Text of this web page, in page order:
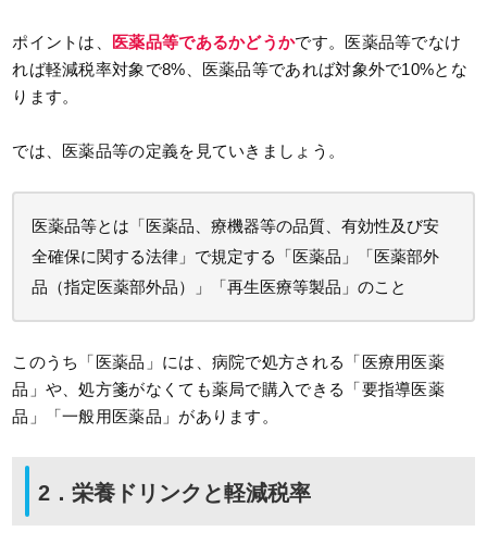
ポイントは、 医薬品等であるかどうかです。医薬品等でなけ
れば軽減税率対象で8%、医薬品等であれば対象外で10%とな
ります。
では、医薬品等の定義を見ていきましょう。
医薬品等とは「医薬品、療機器等の品質、有効性及び安
全確保に関する法律」で規定する「医薬品」「医薬部外
品（指定医薬部外品）」「再生医療等製品」のこと
このうち「医薬品」には、病院で処方される「医療用医薬
品」や、処方箋がなくても薬局で購入できる「要指導医薬
品」「一般用医薬品」があります。
2．栄養ドリンクと軽減税率